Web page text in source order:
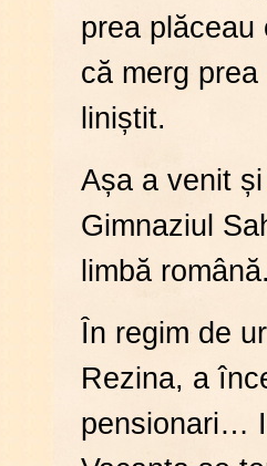
prea
că merg
liniștit.
Așa a venit
Gimnaziul
limbă
În regim de
Rezina, a
pensionari…